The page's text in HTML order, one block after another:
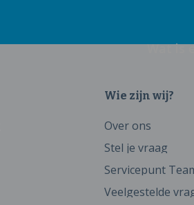
Wat is
Wie zijn wij?
Over ons
Stel je vraag
Servicepunt
Veelgestelde